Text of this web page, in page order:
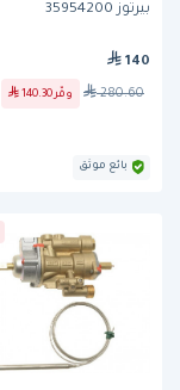
بيرتوز 35954200
140
280.60 وفّر 140.30
بائع موثق